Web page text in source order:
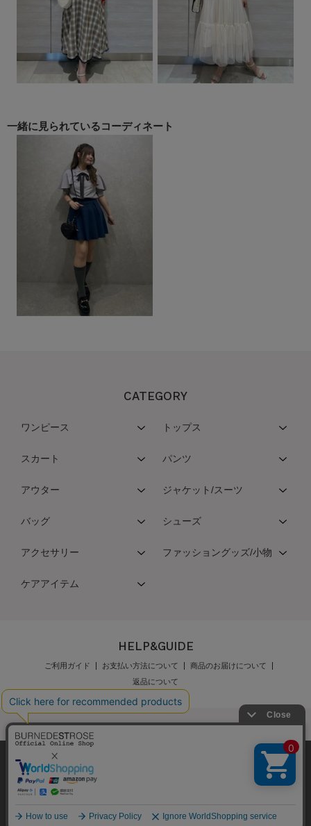
一緒に見られているコーディネート
CATEGORY
ワンピース トップス
スカート パンツ
アウター ジャケット/スーツ
バッグ シューズ
アクセサリー ファッショングッズ/小物
ケアアイテム
HELP&GUIDE
ご利用ガイド お支払い方法について
商品のお届けについて
返品について
メンバーズポイントプログラム規約
特定商取引法に基づく表示
個人情報保護指針
Copyright © BURNEDESTROSE Japan Limited All Rights Reserved.
弊社はCookieを利用し、Webの利便性向上に努め
ております。「承諾する」をクリックしていただ
くと、お客様に最適な内容を提供することが可能
ご覧ください。
承諾する